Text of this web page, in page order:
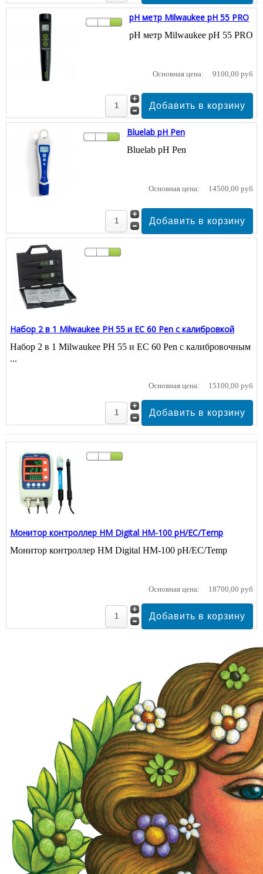
pH метр Milwaukee pH 55 PRO
pH метр Milwaukee pH 55 PRO
Основная цена: 9100,00 руб
Bluelab pH Pen
Bluelab pH Pen
Основная цена: 14500,00 руб
Набор 2 в 1 Milwaukee PH 55 и EC 60 Pen с калибровкой
Набор 2 в 1 Milwaukee PH 55 и EC 60 Pen с калибровочным
...
Основная цена: 15100,00 руб
Монитор контроллер HM Digital HM-100 pH/EC/Temp
Монитор контроллер HM Digital HM-100 pH/EC/Temp
Основная цена: 18700,00 руб